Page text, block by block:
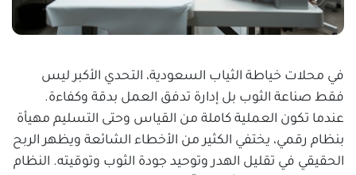
في محلات خياطة الثياب السعودية، التحدي الأكبر ليس
فقط صناعة الثوب بل إدارة تدفق العمل بدقة وكفاءة.
عندما تكون العملية كاملة من القياس وحتى التسليم مهيأة
بنظام رقمي، يختفي الكثير من الأخطاء الشائعة ويظهر الربح
الحقيقي في تقليل الهدر وتوحيد جودة الثوب وتوقيته. النظام